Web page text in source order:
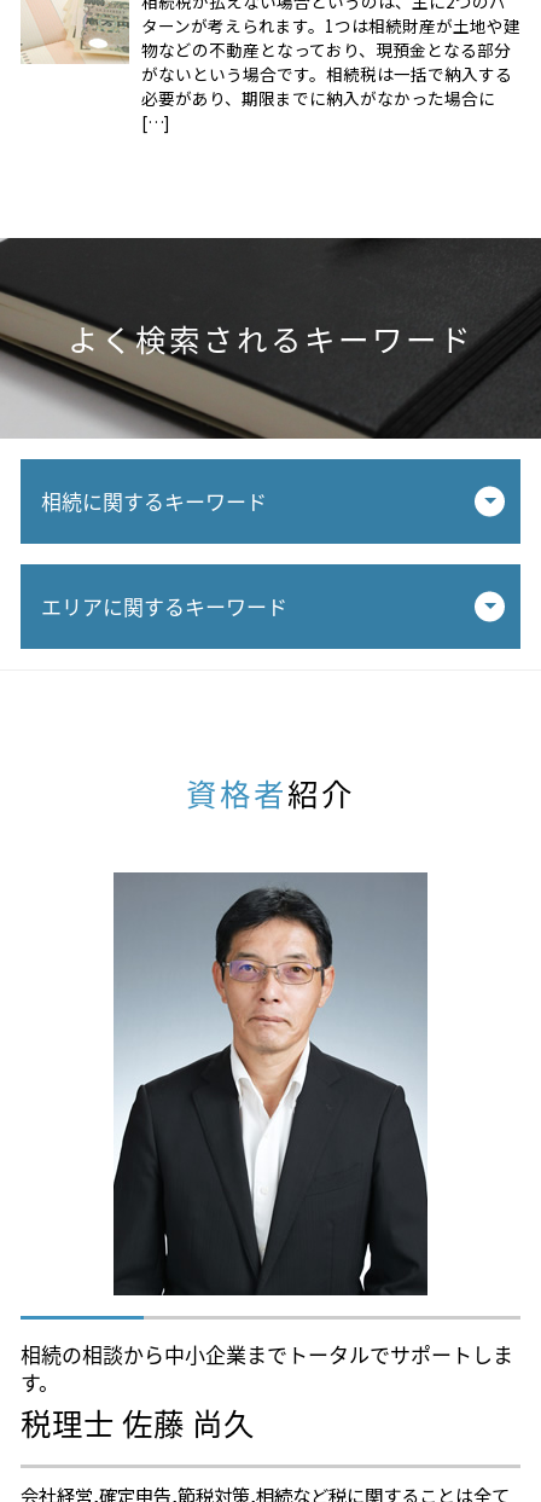
ターンが考えられます。1つは相続財産が土地や建
物などの不動産となっており、現預金となる部分
がないという場合です。相続税は一括で納入する
必要があり、期限までに納入がなかった場合に
[…]
よく検索されるキーワード
相続に関するキーワード
孫 相続
相続税 基礎控除
相続時精算課税 小規模宅地
株 相続 手続き
相続税 500万
相続税対策 贈与
相続税 3年以内
国税庁 相続税 申告
税務署 調査 相続
エリアに関するキーワード
相続生前対策 税理士 相談 瑞穂市
相続税申告 税理士 相談 名古屋
相続税申告 税理士 相談 小牧市
不動産相続 税理士 相談 瑞穂市
不動産相続 税理士 相談 岐阜県
相続税対策 税理士 相談 岐阜市
相続税申告 税理士 相談 瑞穂市
相続税申告 税理士 相談 江南市
相続生前対策 税理士 相談 犬山市
相続税対策 税理士 相談 犬山市
相続税対策 税理士 相談 岐阜県
不動産相続 税理士 相談 一宮市
相続税対策 税理士 相談 一宮市
相続税対策 税理士 相談 名古屋
不動産相続 税理士 相談 岐阜市
相続税対策 税理士 相談 瑞穂市
資格者紹介
相続の相談から中小企業までトータルでサポートしま
す。
税理士 佐藤 尚久
会社経営,確定申告,節税対策,相続など税に関することは全て